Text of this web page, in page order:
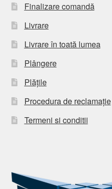
Finalizare comandă
Livrare
Livrare în toată lumea
Plângere
Plățile
Procedura de reclamație
Termeni si conditii